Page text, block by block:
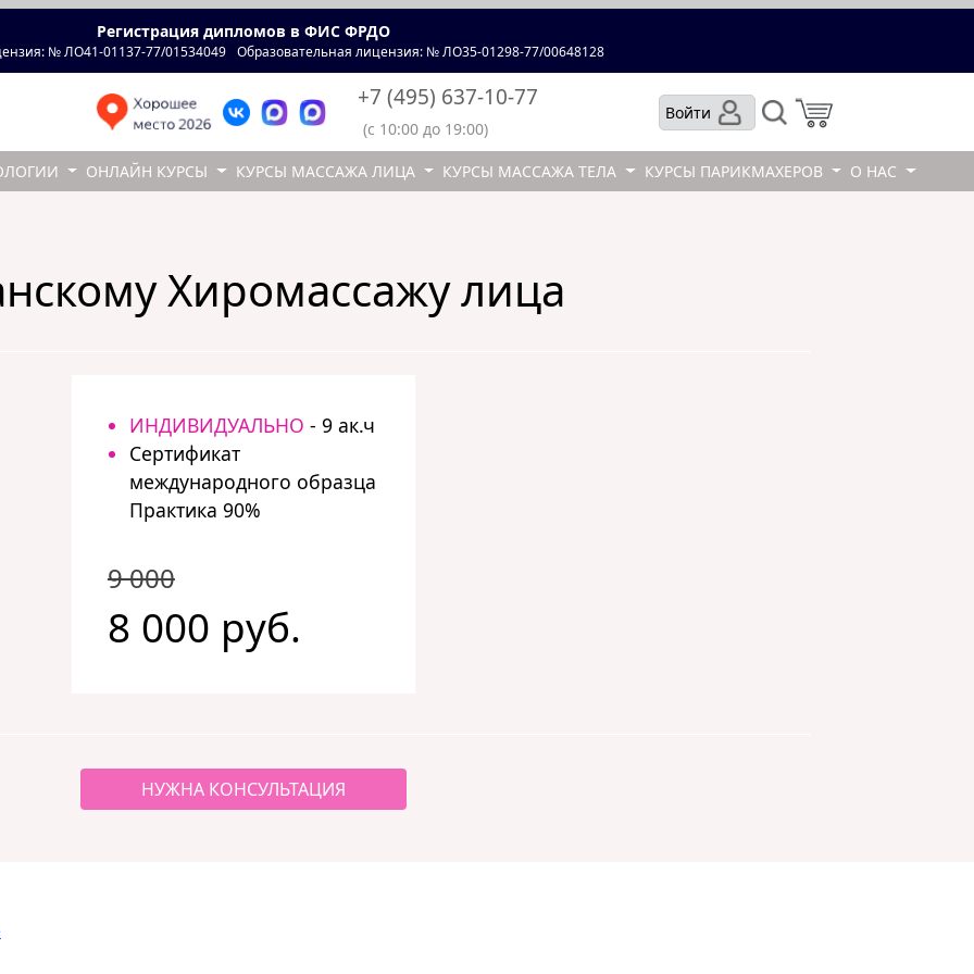
Регистрация дипломов в ФИС ФРДО
№ ЛО41-01137-77/01534049 Образовательная лицензия: № ЛО35-01298-77/00648128
+7 (495) 637-10-77
(с 10:00 до 19:00)
Войти
ОНЛАЙН КУРСЫ КУРСЫ МАССАЖА ЛИЦА КУРСЫ МАССАЖА ТЕЛА КУРСЫ ПАРИКМАХЕРОВ О НАС
Хиромассажу лица
ИНДИВИДУАЛЬНО - 9 ак.ч
Сертификат
международного образца
Практика 90%
9 000
8 000 руб.
НУЖНА КОНСУЛЬТАЦИЯ